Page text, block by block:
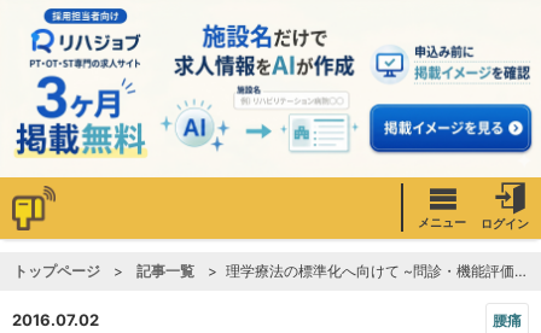
メニュー ログイン
トップページ 記事一覧 理学療法の標準化へ向けて ~問診・機能評価~【成田崇矢先生】
2016.07.02 腰痛